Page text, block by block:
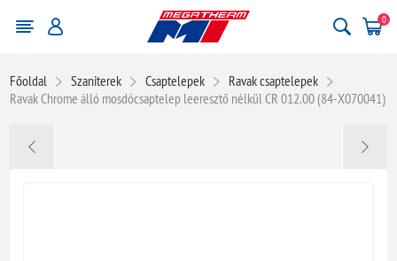
0
Főoldal Szaniterek Csaptelepek
Ravak csaptelepek
Ravak Chrome álló mosdócsaptelep leeresztő nélkül CR 012.00 (84-X070041)